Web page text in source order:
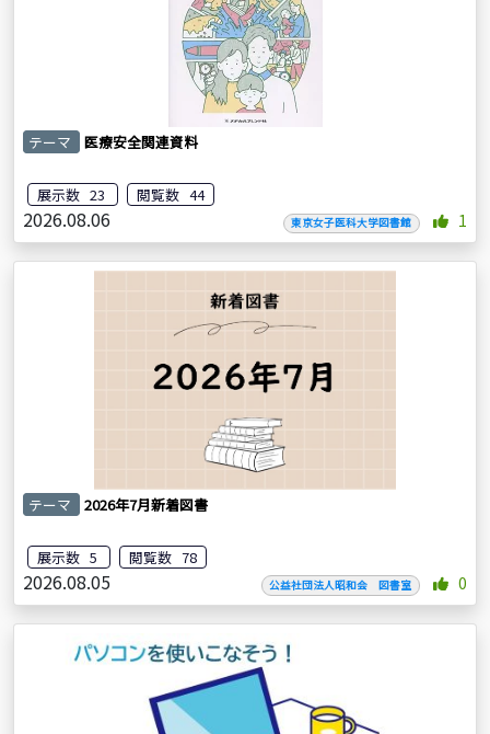
テーマ 医療安全関連資料
展示数 23 閲覧数 44
2026.08.06 東京女子医科大学図書館 1
テーマ 2026年7月新着図書
展示数 5 閲覧数 78
2026.08.05 公益社団法人昭和会 図書室 0